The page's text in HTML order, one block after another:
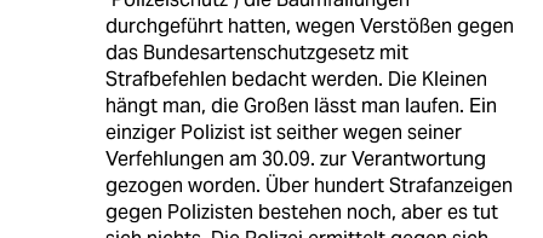
durchgeführt hatten, wegen Verstößen gegen
das Bundesartenschutzgesetz mit
Strafbefehlen bedacht werden. Die Kleinen
hängt man, die Großen lässt man laufen. Ein
einziger Polizist ist seither wegen seiner
Verfehlungen am 30.09. zur Verantwortung
gezogen worden. Über hundert Strafanzeigen
gegen Polizisten bestehen noch, aber es tut